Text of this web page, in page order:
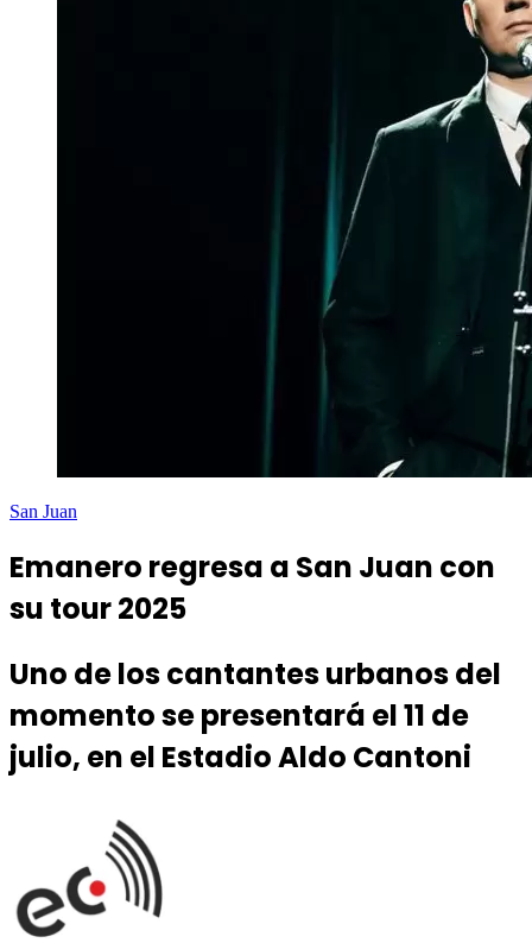
San Juan
Emanero regresa a San Juan con
su tour 2025
Uno de los cantantes urbanos del
momento se presentará el 11 de
julio, en el Estadio Aldo Cantoni